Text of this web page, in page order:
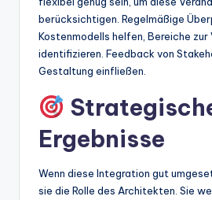
berücksichtigen. Regelmäßige
Kostenmodells helfen, Bereiche zur
identifizieren. Feedback von
Gestaltung einfließen.
Ergebnisse
Wenn diese Integration gut
sie die Rolle des Architekten. Sie